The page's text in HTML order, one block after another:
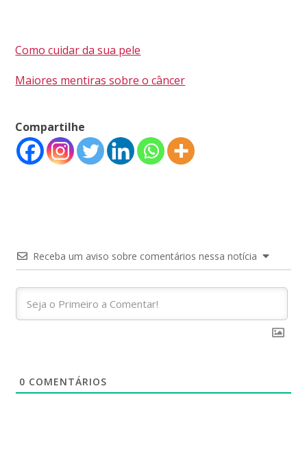
Como cuidar da sua pele
Maiores mentiras sobre o câncer
Compartilhe
Receba um aviso sobre comentários nessa notícia
0 COMENTÁRIOS